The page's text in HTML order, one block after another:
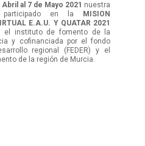
Abril al 7 de Mayo 2021 nuestra
participado en la
MISION
E.A.U. Y QUATAR 2021
el instituto de fomento de la
y cofinanciada por el fondo
regional (FEDER) y el
de la región de Murcia.